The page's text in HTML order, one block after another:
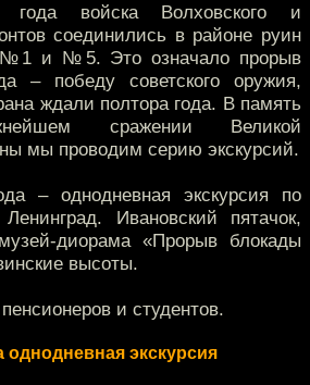
войска Волховского и
соединились в районе руин
№1 и №5. Это означало прорыв
– победу советского оружия,
ждали полтора года. В память
сражении Великой
мы проводим серию экскурсий.
– однодневная экскурсия по
Ивановский пятачок,
диорама «Прорыв блокады
высоты.
и студентов.
однодневная экскурсия